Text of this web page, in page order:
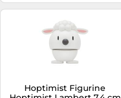
Hoptimist Figurine